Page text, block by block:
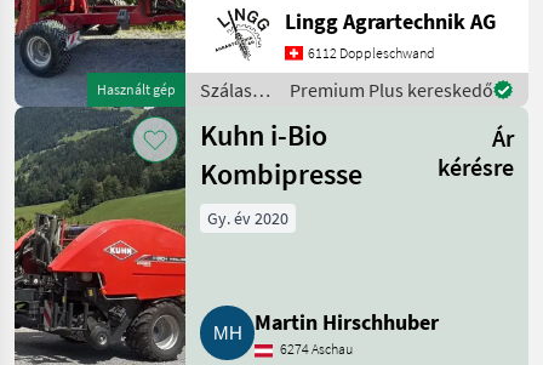
Használt gép
Rundballenwickler. Ideal
fürs steile Gelände, da die
Ballen gehalten werden
können. Der Wickle
Lingg Agrartechnik AG
6112 Doppleschwand
Szálastakarmány
/ Fort
Premium Plus kereskedő
Kuhn i-Bio
Kombipresse
Ár
kérésre
Gy. év 2020
Martin Hirschhuber
6274 Aschau